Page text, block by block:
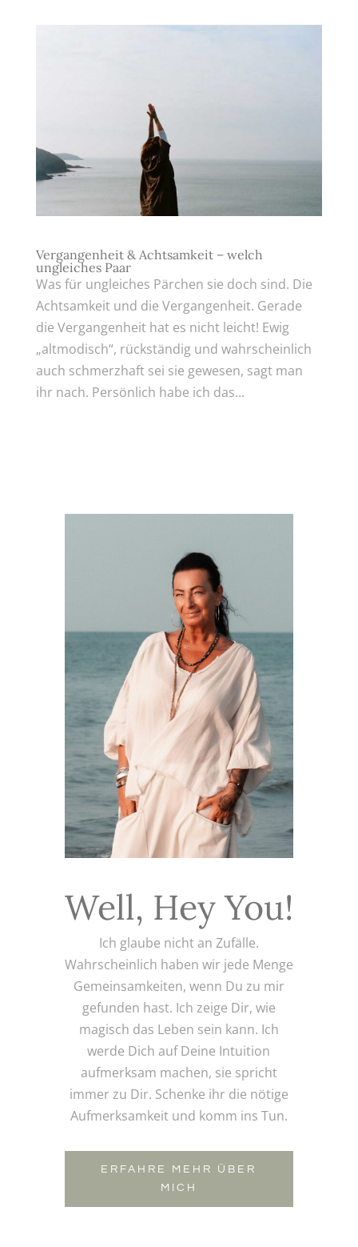
Vergangenheit & Achtsamkeit – welch
ungleiches Paar
Was für ungleiches Pärchen sie doch sind. Die
Achtsamkeit und die Vergangenheit. Gerade
die Vergangenheit hat es nicht leicht! Ewig
„altmodisch“, rückständig und wahrscheinlich
auch schmerzhaft sei sie gewesen, sagt man
ihr nach. Persönlich habe ich das...
Well, Hey You!
Ich glaube nicht an Zufälle.
Wahrscheinlich haben wir jede Menge
Gemeinsamkeiten, wenn Du zu mir
gefunden hast. Ich zeige Dir, wie
magisch das Leben sein kann. Ich
werde Dich auf Deine Intuition
aufmerksam machen, sie spricht
immer zu Dir. Schenke ihr die nötige
Aufmerksamkeit und komm ins Tun.
ERFAHRE MEHR ÜBER
MICH